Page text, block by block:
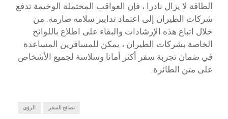
الطاقة لا يزال نادرا ، فإن العواقب المحتملة الوخيمة تدفع
شركات الطيران إلى اعتماد تدابير سلامة صارمة. من
خلال اتباع هذه الإرشادات والبقاء على اطلاع باللوائح
الخاصة بشركات الطيران ، يمكن للمسافرين المساعدة
في ضمان تجربة سفر أكثر أمانا وسلاسة لجميع الأشخاص
على متن الطائرة.
الرؤى نصائح السفر